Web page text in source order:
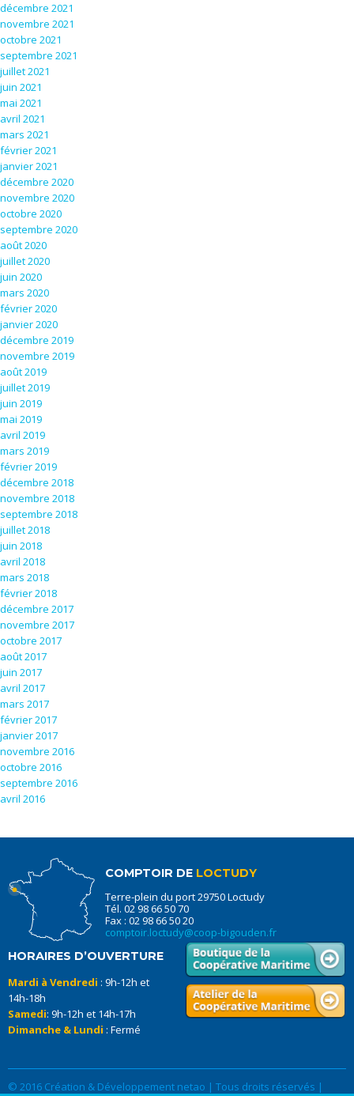
décembre 2021
novembre 2021
octobre 2021
septembre 2021
juillet 2021
juin 2021
mai 2021
avril 2021
mars 2021
février 2021
janvier 2021
décembre 2020
novembre 2020
octobre 2020
septembre 2020
août 2020
juillet 2020
juin 2020
mars 2020
février 2020
janvier 2020
décembre 2019
novembre 2019
août 2019
juillet 2019
juin 2019
mai 2019
avril 2019
mars 2019
février 2019
décembre 2018
novembre 2018
septembre 2018
juillet 2018
juin 2018
avril 2018
mars 2018
février 2018
décembre 2017
novembre 2017
octobre 2017
août 2017
juin 2017
avril 2017
mars 2017
février 2017
janvier 2017
novembre 2016
octobre 2016
septembre 2016
avril 2016
COMPTOIR DE LOCTUDY
Terre-plein du port 29750 Loctudy
Tél. 02 98 66 50 70
Fax : 02 98 66 50 20
comptoir.loctudy@coop-bigouden.fr
HORAIRES D’OUVERTURE
Mardi à Vendredi : 9h-12h et
14h-18h
Samedi: 9h-12h et 14h-17h
Dimanche & Lundi : Fermé
© 2016 Création & Développement netao | Tous droits réservés |